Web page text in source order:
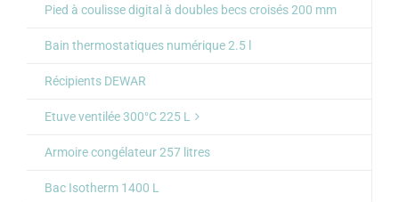
Pied à coulisse digital à doubles becs croisés 200 mm
Bain thermostatiques numérique 2.5 l
Récipients DEWAR
Etuve ventilée 300°C 225 L
Armoire congélateur 257 litres
Bac Isotherm 1400 L